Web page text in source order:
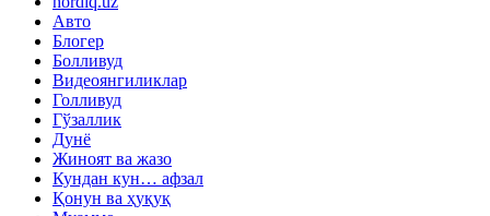
Авто
Блогер
Болливуд
Видеоянгиликлар
Голливуд
Гўзаллик
Дунё
Жиноят ва жазо
Кундан кун… афзал
Қонун ва ҳуқуқ